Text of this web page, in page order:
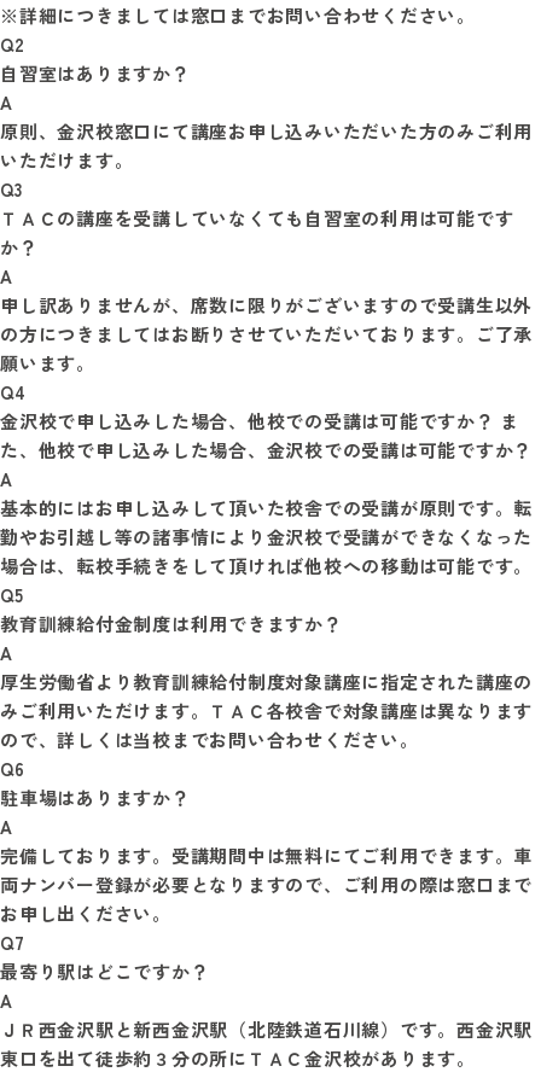
Q2
自習室はありますか？
A
原則、金沢校窓口にて講座お申し込みいただいた方のみご利用
Q3
ＴＡＣの講座を受講していなくても自習室の利用は可能です
か？
A
申し訳ありませんが、席数に限りがございますので受講生以外
の方につきましてはお断りさせていただいております。ご了承
Q4
金沢校で申し込みした場合、他校での受講は可能ですか？ ま
た、他校で申し込みした場合、金沢校での受講は可能ですか？
A
基本的にはお申し込みして頂いた校舎での受講が原則です。転
勤やお引越し等の諸事情により金沢校で受講ができなくなった
Q5
教育訓練給付金制度は利用できますか？
A
厚生労働省より教育訓練給付制度対象講座に指定された講座の
みご利用いただけます。ＴＡＣ各校舎で対象講座は異なります
Q6
駐車場はありますか？
A
完備しております。受講期間中は無料にてご利用できます。車
両ナンバー登録が必要となりますので、ご利用の際は窓口まで
Q7
最寄り駅はどこですか？
A
ＪＲ西金沢駅と新西金沢駅（北陸鉄道石川線）です。西金沢駅